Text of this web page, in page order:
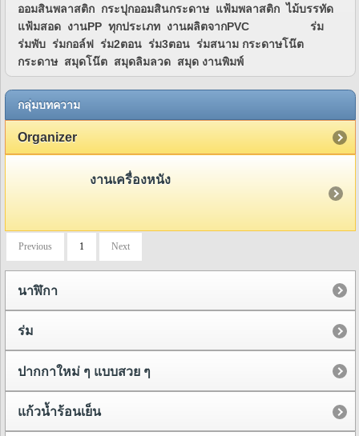
ออมสินพลาสติก กระปุกออมสินกระดาษ แฟ้มพลาสติก ไม้บรรทัด
แฟ้มสอด งานPP ทุกประเภท งานผลิตจากPVC ร่ม
ร่มพับ ร่มกอล์ฟ ร่ม2ตอน ร่ม3ตอน ร่มสนาม กระดาษโน๊ต
กระดาษ สมุดโน๊ต สมุดลิมลวด สมุด งานพิมพ์
กลุ่มบทความ
Organizer
งานเครื่องหนัง
Previous 1 Next
นาฬิกา
ร่ม
ปากกาใหม่ ๆ แบบสวย ๆ
แก้วน้ำร้อนเย็น